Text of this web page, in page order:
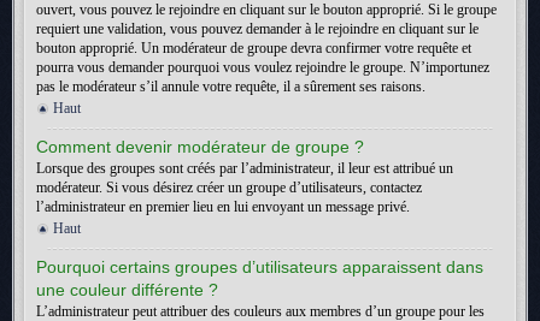
ouvert, vous pouvez le rejoindre en cliquant sur le bouton approprié. Si le groupe
requiert une validation, vous pouvez demander à le rejoindre en cliquant sur le
bouton approprié. Un modérateur de groupe devra confirmer votre requête et
pourra vous demander pourquoi vous voulez rejoindre le groupe. N’importunez
pas le modérateur s’il annule votre requête, il a sûrement ses raisons.
Haut
Comment devenir modérateur de groupe ?
Lorsque des groupes sont créés par l’administrateur, il leur est attribué un
modérateur. Si vous désirez créer un groupe d’utilisateurs, contactez
l’administrateur en premier lieu en lui envoyant un message privé.
Haut
Pourquoi certains groupes d’utilisateurs apparaissent dans
une couleur différente ?
L’administrateur peut attribuer des couleurs aux membres d’un groupe pour les